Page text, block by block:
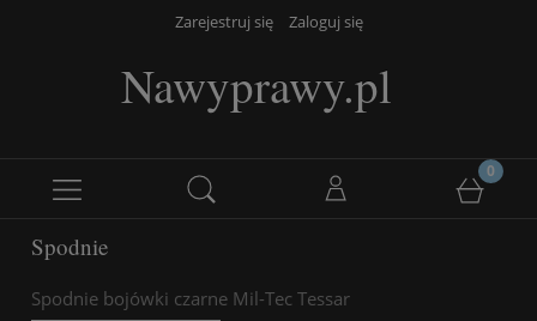
Zarejestruj się Zaloguj się
Nawyprawy.pl
Spodnie
Spodnie bojówki czarne Mil-Tec Tessar